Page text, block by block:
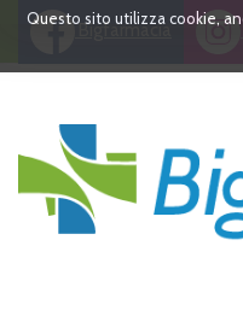
PassaQuesto sito utilizza cookie,
Bigfarmacia
Bigfarmacia